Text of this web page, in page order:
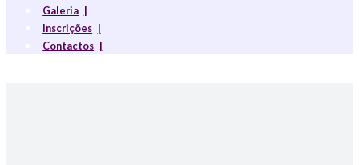
Galeria
Inscrições
Contactos